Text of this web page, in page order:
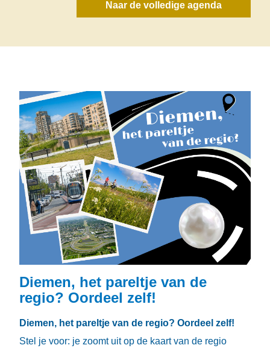
Naar de volledige agenda
Diemen, het pareltje van de
regio? Oordeel zelf!
Diemen, het pareltje van de regio? Oordeel zelf!
Stel je voor: je zoomt uit op de kaart van de regio